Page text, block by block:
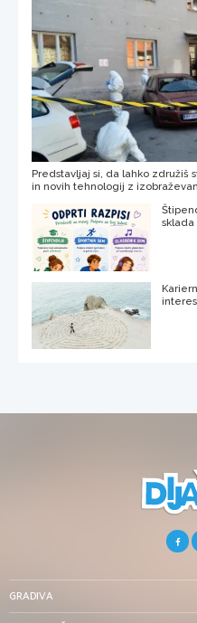
Predstavljaj si, da lahko združiš
in novih tehnologij z
sklada
GRADIVA